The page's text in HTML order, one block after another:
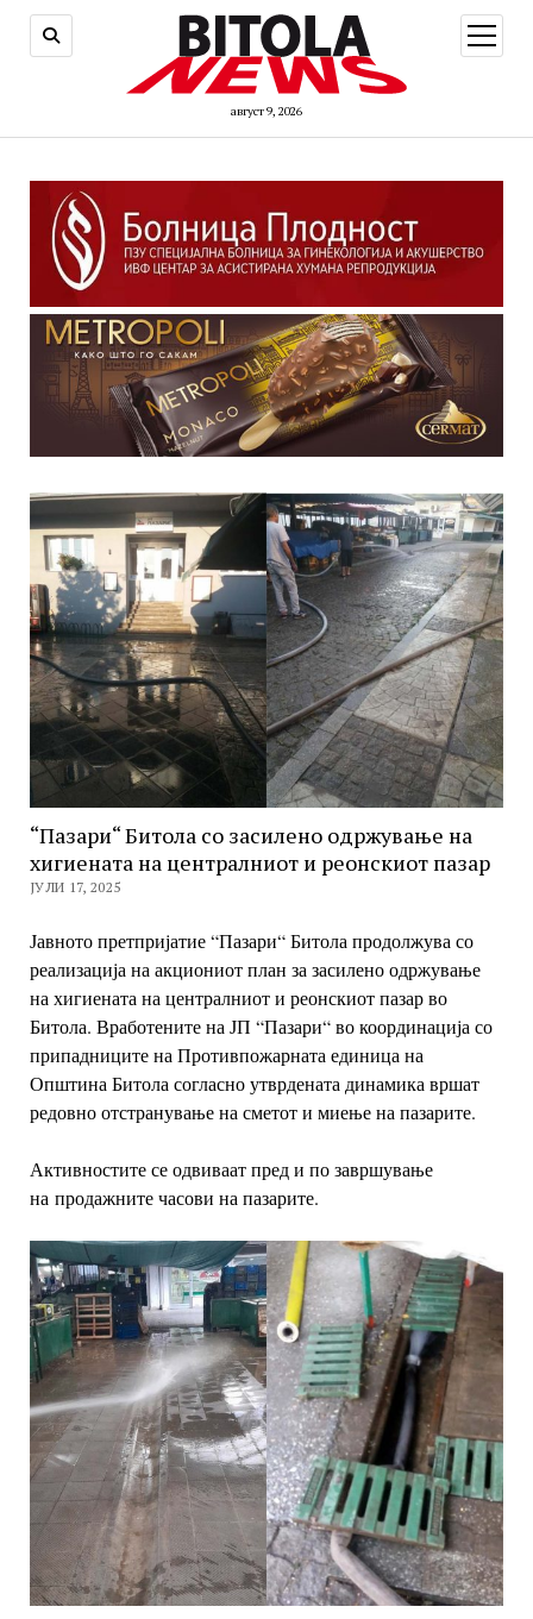
август 9, 2026
open
menu
“Пазари“ Битола со засилено одржување на
хигиената на централниот и реонскиот пазар
ЈУЛИ 17, 2025
Јавното претпријатие “Пазари“ Битола продолжува со
реализација на акциониот план за засилено одржување
на хигиената на централниот и реонскиот пазар во
Битола. Вработените на ЈП “Пазари“ во координација со
припадниците на Противпожарната единица на
Општина Битола согласно утврдената динамика вршат
редовно отстранување на сметот и миење на пазарите.
Активностите се одвиваат пред и по завршување
на продажните часови на пазарите.